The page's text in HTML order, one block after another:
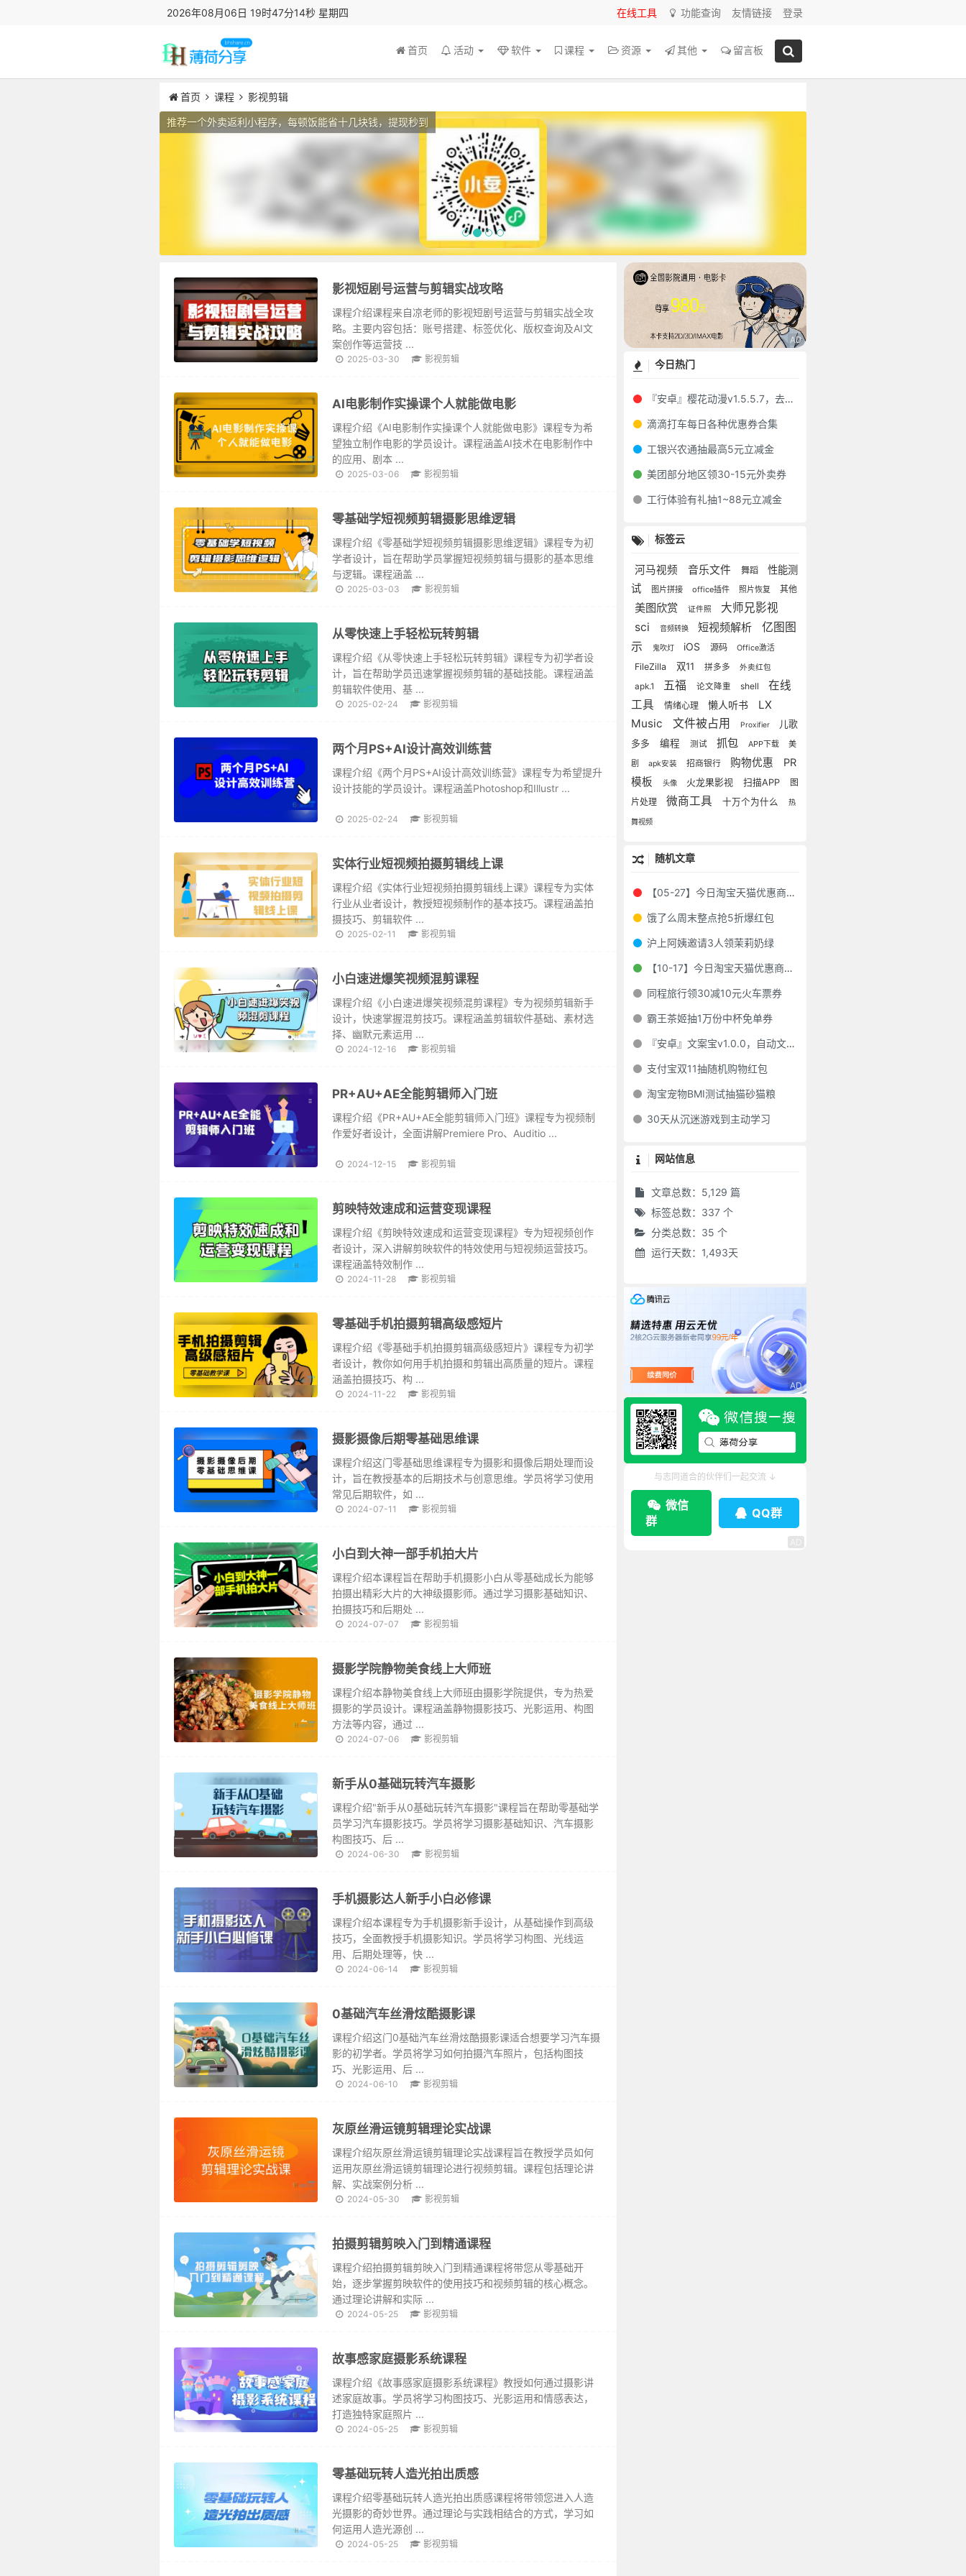
2026年08月06日 19时47分15秒 星期四 在线工具 功能查询 友情链接 登录
首页 活动 软件 课程 资源 其他 留言板
首页 课程 影视剪辑
推荐一个外卖返利小程序，每顿饭能省十几块钱，提现秒到
影视短剧号运营与剪辑实战攻略
课程介绍课程来自凉老师的影视短剧号运营与剪辑实战全攻
略。主要内容包括：账号搭建、标签优化、版权查询及AI文
案创作等运营技 ...
2025-03-30 影视剪辑
AI电影制作实操课个人就能做电影
课程介绍《AI电影制作实操课个人就能做电影》课程专为希
望独立制作电影的学员设计。课程涵盖AI技术在电影制作中
的应用、剧本 ...
2025-03-06 影视剪辑
零基础学短视频剪辑摄影思维逻辑
课程介绍《零基础学短视频剪辑摄影思维逻辑》课程专为初
学者设计，旨在帮助学员掌握短视频剪辑与摄影的基本思维
与逻辑。课程涵盖 ...
2025-03-03 影视剪辑
从零快速上手轻松玩转剪辑
课程介绍《从零快速上手轻松玩转剪辑》课程专为初学者设
计，旨在帮助学员迅速掌握视频剪辑的基础技能。课程涵盖
剪辑软件使用、基 ...
2025-02-24 影视剪辑
两个月PS+AI设计高效训练营
课程介绍《两个月PS+AI设计高效训练营》课程专为希望提升
设计技能的学员设计。课程涵盖Photoshop和Illustr ...
2025-02-24 影视剪辑
实体行业短视频拍摄剪辑线上课
课程介绍《实体行业短视频拍摄剪辑线上课》课程专为实体
行业从业者设计，教授短视频制作的基本技巧。课程涵盖拍
摄技巧、剪辑软件 ...
2025-02-11 影视剪辑
小白速进爆笑视频混剪课程
课程介绍《小白速进爆笑视频混剪课程》专为视频剪辑新手
设计，快速掌握混剪技巧。课程涵盖剪辑软件基础、素材选
择、幽默元素运用 ...
2024-12-16 影视剪辑
PR+AU+AE全能剪辑师入门班
课程介绍《PR+AU+AE全能剪辑师入门班》课程专为视频制
作爱好者设计，全面讲解Premiere Pro、Auditio ...
2024-12-15 影视剪辑
剪映特效速成和运营变现课程
课程介绍《剪映特效速成和运营变现课程》专为短视频创作
者设计，深入讲解剪映软件的特效使用与短视频运营技巧。
课程涵盖特效制作 ...
2024-11-28 影视剪辑
零基础手机拍摄剪辑高级感短片
课程介绍《零基础手机拍摄剪辑高级感短片》课程专为初学
者设计，教你如何用手机拍摄和剪辑出高质量的短片。课程
涵盖拍摄技巧、构 ...
2024-11-22 影视剪辑
摄影摄像后期零基础思维课
课程介绍这门零基础思维课程专为摄影和摄像后期处理而设
计，旨在教授基本的后期技术与创意思维。学员将学习使用
常见后期软件，如 ...
2024-07-11 影视剪辑
小白到大神一部手机拍大片
课程介绍本课程旨在帮助手机摄影小白从零基础成长为能够
拍摄出精彩大片的大神级摄影师。通过学习摄影基础知识、
拍摄技巧和后期处 ...
2024-07-07 影视剪辑
摄影学院静物美食线上大师班
课程介绍本静物美食线上大师班由摄影学院提供，专为热爱
摄影的学员设计。课程涵盖静物摄影技巧、光影运用、构图
方法等内容，通过 ...
2024-07-06 影视剪辑
新手从0基础玩转汽车摄影
课程介绍"新手从0基础玩转汽车摄影"课程旨在帮助零基础学
员学习汽车摄影技巧。学员将学习摄影基础知识、汽车摄影
构图技巧、后 ...
2024-06-30 影视剪辑
手机摄影达人新手小白必修课
课程介绍本课程专为手机摄影新手设计，从基础操作到高级
技巧，全面教授手机摄影知识。学员将学习构图、光线运
用、后期处理等，快 ...
2024-06-14 影视剪辑
0基础汽车丝滑炫酷摄影课
课程介绍这门0基础汽车丝滑炫酷摄影课适合想要学习汽车摄
影的初学者。学员将学习如何拍摄汽车照片，包括构图技
巧、光影运用、后 ...
2024-06-10 影视剪辑
灰原丝滑运镜剪辑理论实战课
课程介绍灰原丝滑运镜剪辑理论实战课程旨在教授学员如何
运用灰原丝滑运镜剪辑理论进行视频剪辑。课程包括理论讲
解、实战案例分析 ...
2024-05-30 影视剪辑
拍摄剪辑剪映入门到精通课程
课程介绍拍摄剪辑剪映入门到精通课程将带您从零基础开
始，逐步掌握剪映软件的使用技巧和视频剪辑的核心概念。
通过理论讲解和实际 ...
2024-05-25 影视剪辑
故事感家庭摄影系统课程
课程介绍《故事感家庭摄影系统课程》教授如何通过摄影讲
述家庭故事。学员将学习构图技巧、光影运用和情感表达，
打造独特家庭照片 ...
2024-05-25 影视剪辑
零基础玩转人造光拍出质感
课程介绍零基础玩转人造光拍出质感课程将带领您进入人造
光摄影的奇妙世界。通过理论与实践相结合的方式，学习如
何运用人造光源创 ...
2024-05-25 影视剪辑
今日热门
『安卓』樱花动漫v1.5.5.7，去广告版
滴滴打车每日各种优惠券合集
工银兴农通抽最高5元立减金
美团部分地区领30-15元外卖券
工行体验有礼抽1~88元立减金
标签云
河马视频 音乐文件 舞蹈
性能测
试
图片拼接 office插件 照片恢复 其他
美图欣赏 证件照
大师兄影视
sci
音频转换 短视频解析
亿图图
示
鬼吹灯 iOS 源码 Office激活
FileZilla 双11 拼多多 外卖红包
apk.1 五福 论文降重 shell
在线
工具
情绪心理 懒人听书
LX
Music
文件被占用 Proxifier
儿歌
多多
编程 测试 抓包 APP下载
美
剧
apk安装 招商银行 购物优惠
PR
模板
头像 火龙果影视 扫描APP
图
片处理
微商工具 十万个为什么 热
舞视频
随机文章
【05-27】今日淘宝天猫优惠商品整理
饿了么周末整点抢5折爆红包
沪上阿姨邀请3人领茉莉奶绿
【10-17】今日淘宝天猫优惠商品整理
同程旅行领30减10元火车票券
霸王茶姬抽1万份中杯免单券
『安卓』文案宝v1.0.0，自动文案创作
支付宝双11抽随机购物红包
淘宝宠物BMI测试抽猫砂猫粮
30天从沉迷游戏到主动学习
网站信息
文章总数：5,129 篇
标签总数：337 个
分类总数：35 个
运行天数：1,493天
与志同道合的伙伴们一起交流 ↓
微信
群
QQ群